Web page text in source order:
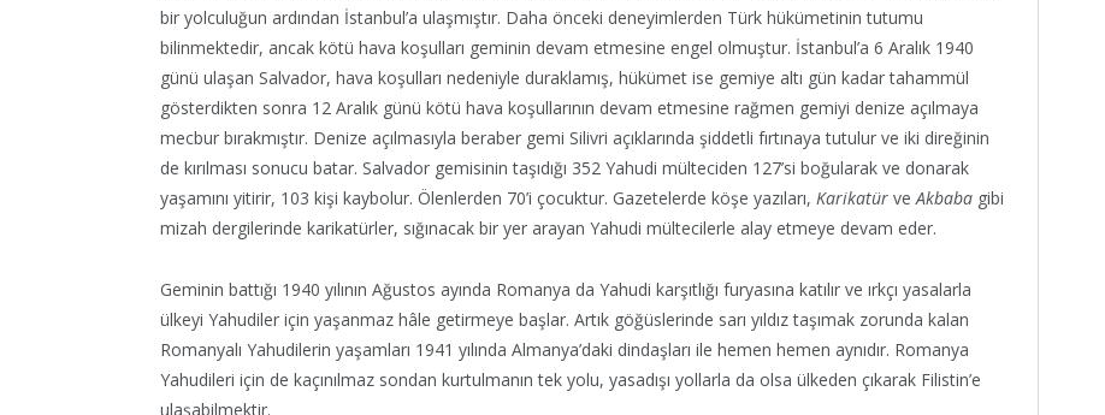
bir yolculuğun ardından İstanbul’a ulaşmıştır. Daha önceki deneyimlerden Türk hükümetinin tutumu
bilinmektedir, ancak kötü hava koşulları geminin devam etmesine engel olmuştur. İstanbul’a 6 Aralık 1940
günü ulaşan Salvador, hava koşulları nedeniyle duraklamış, hükümet ise gemiye altı gün kadar tahammül
gösterdikten sonra 12 Aralık günü kötü hava koşullarının devam etmesine rağmen gemiyi denize açılmaya
mecbur bırakmıştır. Denize açılmasıyla beraber gemi Silivri açıklarında şiddetli fırtınaya tutulur ve iki direğinin
de kırılması sonucu batar. Salvador gemisinin taşıdığı 352 Yahudi mülteciden 127’si boğularak ve donarak
yaşamını yitirir, 103 kişi kaybolur. Ölenlerden 70’i çocuktur. Gazetelerde köşe yazıları, Karikatür ve Akbaba gibi
mizah dergilerinde karikatürler, sığınacak bir yer arayan Yahudi mültecilerle alay etmeye devam eder.
Geminin battığı 1940 yılının Ağustos ayında Romanya da Yahudi karşıtlığı furyasına katılır ve ırkçı yasalarla
ülkeyi Yahudiler için yaşanmaz hâle getirmeye başlar. Artık göğüslerinde sarı yıldız taşımak zorunda kalan
Romanyalı Yahudilerin yaşamları 1941 yılında Almanya’daki dindaşları ile hemen hemen aynıdır. Romanya
Yahudileri için de kaçınılmaz sondan kurtulmanın tek yolu, yasadışı yollarla da olsa ülkeden çıkarak Filistin’e
ulaşabilmektir.